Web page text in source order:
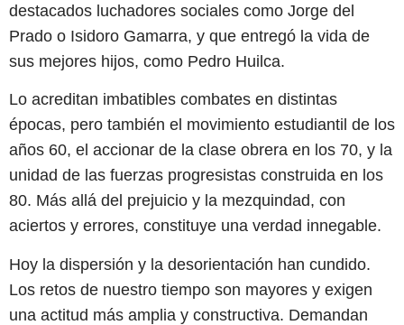
destacados luchadores sociales como Jorge del
Prado o Isidoro Gamarra, y que entregó la vida de
sus mejores hijos, como Pedro Huilca.
Lo acreditan imbatibles combates en distintas
épocas, pero también el movimiento estudiantil de los
años 60, el accionar de la clase obrera en los 70, y la
unidad de las fuerzas progresistas construida en los
80. Más allá del prejuicio y la mezquindad, con
aciertos y errores, constituye una verdad innegable.
Hoy la dispersión y la desorientación han cundido.
Los retos de nuestro tiempo son mayores y exigen
una actitud más amplia y constructiva. Demandan